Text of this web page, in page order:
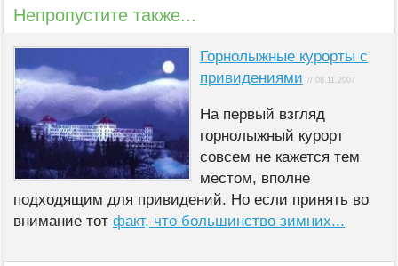
Непропустите также...
Горнолыжные курорты с
привидениями // 08.11.2007
На первый взгляд
горнолыжный курорт
совсем не кажется тем
местом, вполне
подходящим для привидений. Но если принять во
внимание тот факт, что большинство зимних...